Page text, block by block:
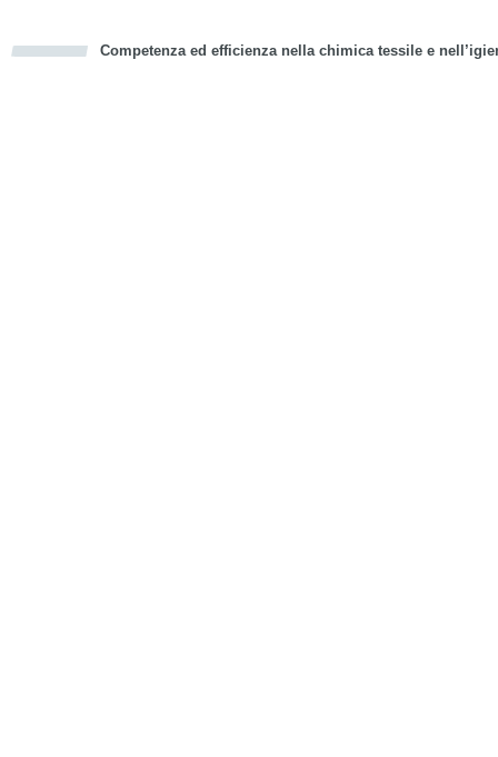
Competenza ed efficienza nella chimica tessile e